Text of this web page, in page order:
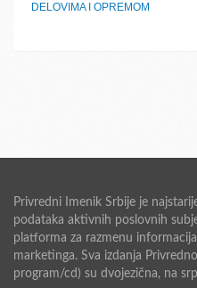
DELOVIMA I OPREMOM
Privredni Imenik Srbije je
podataka aktivnih poslovnih
platforma za razmenu
marketinga. Sva izdanja
program/cd) su dvojezična, na